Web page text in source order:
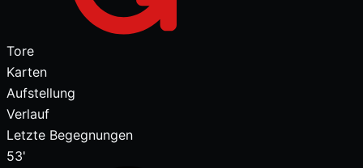
Tore
Karten
Aufstellung
Verlauf
Letzte Begegnungen
53'